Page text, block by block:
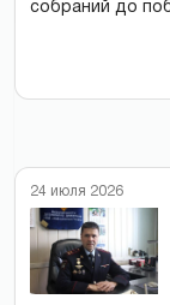
собраний до
24 июля 2026